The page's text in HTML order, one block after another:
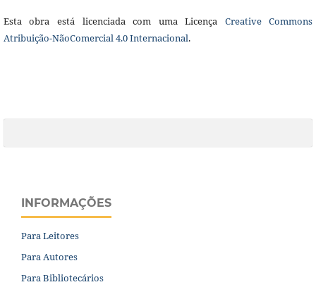
Esta obra está licenciada com uma Licença Creative Commons
Atribuição-NãoComercial 4.0 Internacional.
INFORMAÇÕES
Para Leitores
Para Autores
Para Bibliotecários